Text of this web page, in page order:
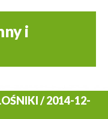
i
/ 2014-12-